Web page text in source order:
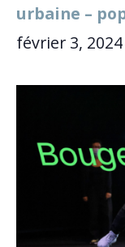
urbaine –
février 3,